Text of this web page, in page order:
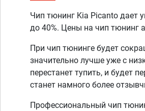
Чип тюнинг Kia Picanto дает
до 40%. Цены на чип тюнинг
При чип тюнинге будет
значительно лучше уже с
перестанет тупить, и будет
станет намного более
Профессиональный чип